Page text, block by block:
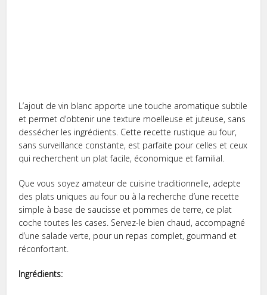
L’ajout de vin blanc apporte une touche aromatique subtile
et permet d’obtenir une texture moelleuse et juteuse, sans
dessécher les ingrédients. Cette recette rustique au four,
sans surveillance constante, est parfaite pour celles et ceux
qui recherchent un plat facile, économique et familial.
Que vous soyez amateur de cuisine traditionnelle, adepte
des plats uniques au four ou à la recherche d’une recette
simple à base de saucisse et pommes de terre, ce plat
coche toutes les cases. Servez-le bien chaud, accompagné
d’une salade verte, pour un repas complet, gourmand et
réconfortant.
Ingrédients: